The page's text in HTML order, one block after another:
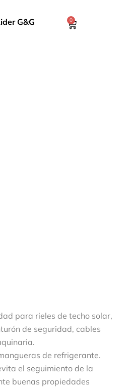
G&G 0
para rieles de techo solar,
de seguridad, cables
de refrigerante.
el seguimiento de la
buenas propiedades